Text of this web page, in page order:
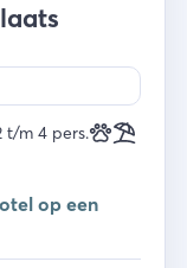
t/m 4 pers.
op een